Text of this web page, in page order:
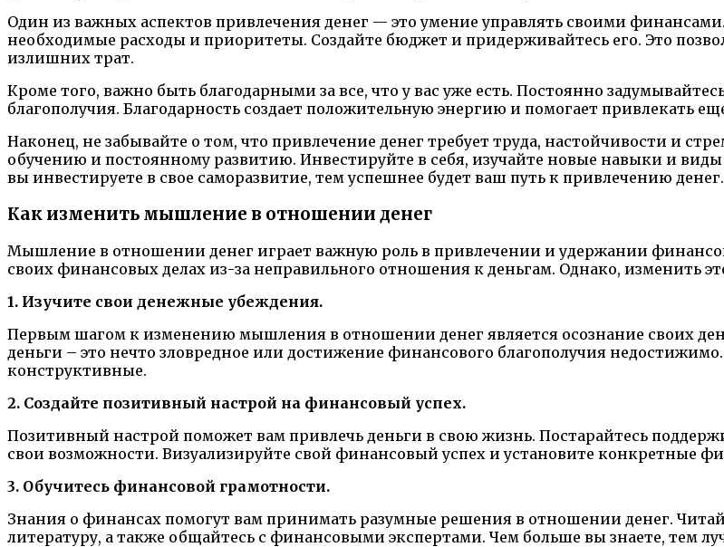
Один из важных аспектов привлечения денег — это умение управлять своими
необходимые расходы и приоритеты. Создайте бюджет и придерживайтесь его. Это
излишних трат.
Кроме того, важно быть благодарными за все, что у вас уже есть. Постоянно
благополучия. Благодарность создает положительную энергию и помогает привлекать
Наконец, не забывайте о том, что привлечение денег требует труда, настойчивости и
обучению и постоянному развитию. Инвестируйте в себя, изучайте новые навыки и
вы инвестируете в свое саморазвитие, тем успешнее будет ваш путь к привлечению денег.
Как изменить мышление в отношении денег
Мышление в отношении денег играет важную роль в привлечении и удержании
своих финансовых делах из-за неправильного отношения к деньгам. Однако,
1. Изучите свои денежные убеждения.
Первым шагом к изменению мышления в отношении денег является осознание своих
деньги – это нечто зловредное или достижение финансового благополучия
конструктивные.
2. Создайте позитивный настрой на финансовый успех.
Позитивный настрой поможет вам привлечь деньги в свою жизнь. Постарайтесь
свои возможности. Визуализируйте свой финансовый успех и установите конкретные
3. Обучитесь финансовой грамотности.
Знания о финансах помогут вам принимать разумные решения в отношении денег.
литературу, а также общайтесь с финансовыми экспертами. Чем больше вы знаете, тем